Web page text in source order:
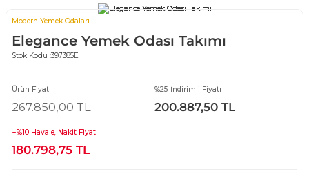
Modern Yemek Odaları
Elegance Yemek Odası Takımı
Stok Kodu :397385E
Ürün Fiyatı
267.850,00 TL
%25 İndirimli Fiyatı
200.887,50 TL
+%10 Havale, Nakit Fiyatı
180.798,75 TL